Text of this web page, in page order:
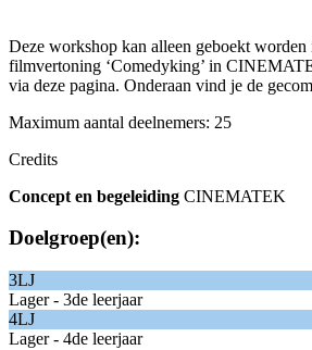
Deze workshop kan alleen geboekt worden
filmvertoning ‘Comedyking’ in
via deze pagina. Onderaan vind je de
Maximum aantal deelnemers: 25
Credits
Concept en begeleiding CINEMATEK
Doelgroep(en):
3LJ
Lager - 3de leerjaar
4LJ
Lager - 4de leerjaar